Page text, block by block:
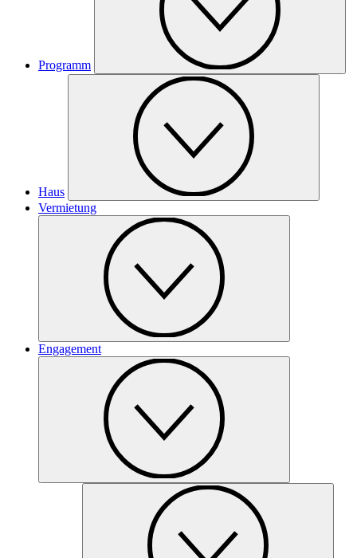
Programm
Haus
Vermietung
Engagement